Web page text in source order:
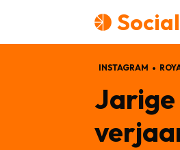
INSTAGRAM
Jarige